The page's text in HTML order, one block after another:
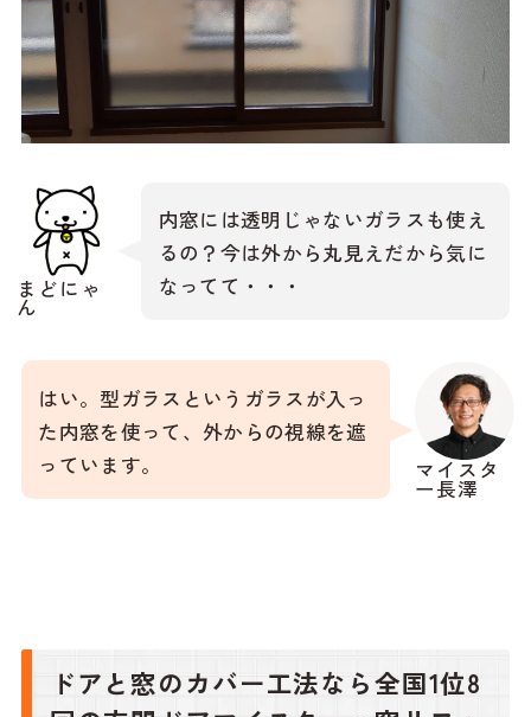
まどにゃ
ん
内窓には透明じゃないガラスも使え
るの？今は外から丸見えだから気に
なってて・・・
マイスタ
ー長澤
はい。型ガラスというガラスが入っ
た内窓を使って、外からの視線を遮
っています。
ドアと窓のカバー工法なら全国1位8